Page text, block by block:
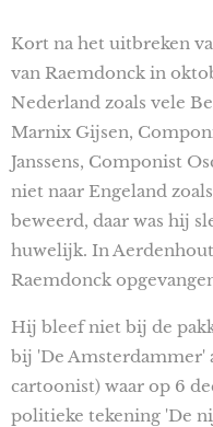
Kort na het uitbreken
van Raemdonck in
Nederland zoals vele
Marnix Gijsen,
Janssens, Componist
niet naar Engeland
beweerd, daar was hij
huwelijk. In
Raemdonck
Hij bleef niet bij de
bij 'De Amsterdammer'
cartoonist) waar op 6
politieke tekening 'De